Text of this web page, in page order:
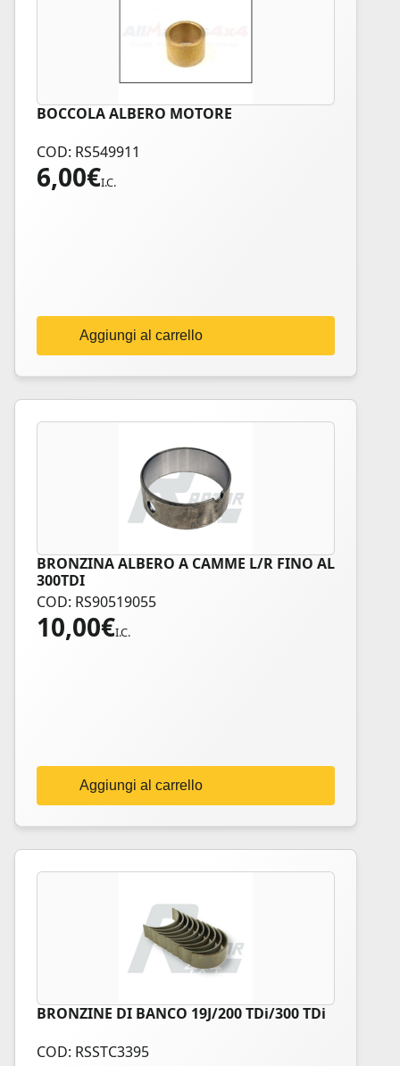
BOCCOLA ALBERO MOTORE
COD: RS549911
6,00€I.C.
Aggiungi al carrello
BRONZINA ALBERO A CAMME L/R FINO AL
300TDI
COD: RS90519055
10,00€I.C.
Aggiungi al carrello
BRONZINE DI BANCO 19J/200 TDi/300 TDi
COD: RSSTC3395